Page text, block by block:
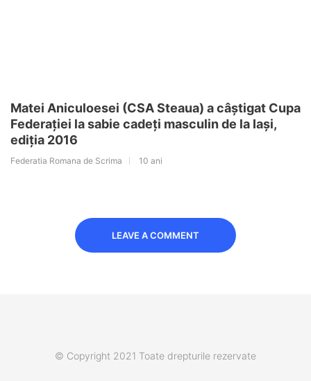
Matei Aniculoesei (CSA Steaua) a câștigat Cupa
Federației la sabie cadeți masculin de la Iași,
ediția 2016
Federatia Romana de Scrima 10 ani
LEAVE A COMMENT
© Copyright 2021 Toate drepturile rezervate